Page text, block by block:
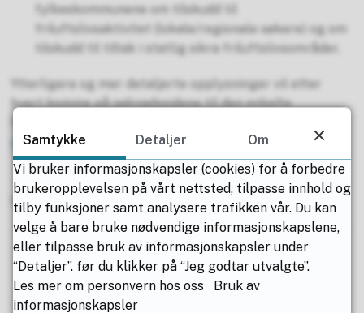
fylkeskommunene om tilskudd til
friluftslivsaktivitet (lokale/regionale søkere) og om
tilskudd til tiltak i statlig sikra friluftslivsområder.
Ytterligere og mer detaljerte opplysninger vil etter
hvert komme på søknadssidene til den enkelte
søknadssenter
Sist endret 15.07.2024 13.11
Samtykke Detaljer
Om
Vi bruker informasjonskapsler (cookies) for å forbedre
brukeropplevelsen på vårt nettsted, tilpasse innhold og
tilby funksjoner samt analysere trafikken vår. Du kan
velge å bare bruke nødvendige informasjonskapslene,
eller tilpasse bruk av informasjonskapsler under
“Detaljer”. før du klikker på “Jeg godtar utvalgte”.
Les mer om personvern hos oss
Bruk av
informasjonskapsler